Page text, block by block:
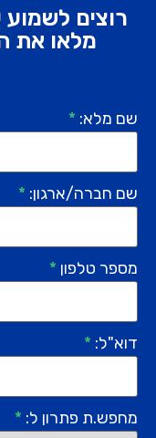
רוצים
מלאו את
שם מלא: *
שם חברה/ארגון: *
מספר טלפון *
דוא"ל: *
מחפש.ת פתרון ל: *